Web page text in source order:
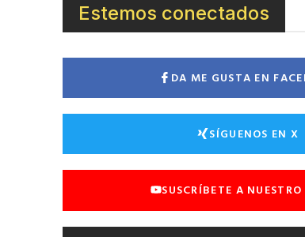
Estemos conectados
DA ME GUSTA EN
SÍGUENOS EN X
SUSCRÍBETE A